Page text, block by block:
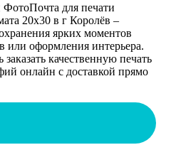
ФотоПочта для печати
20х30 в г Королёв –
ярких моментов
или оформления интерьера.
качественную печать
онлайн с доставкой прямо